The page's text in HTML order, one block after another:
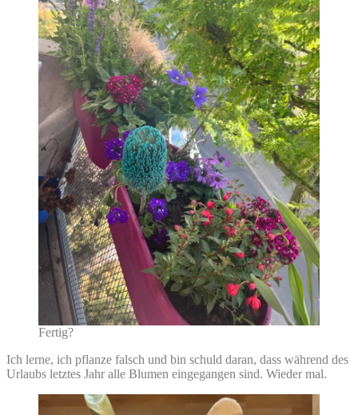
Fertig?
Ich lerne, ich pflanze falsch und bin schuld daran, dass während des
Urlaubs letztes Jahr alle Blumen eingegangen sind. Wieder mal.